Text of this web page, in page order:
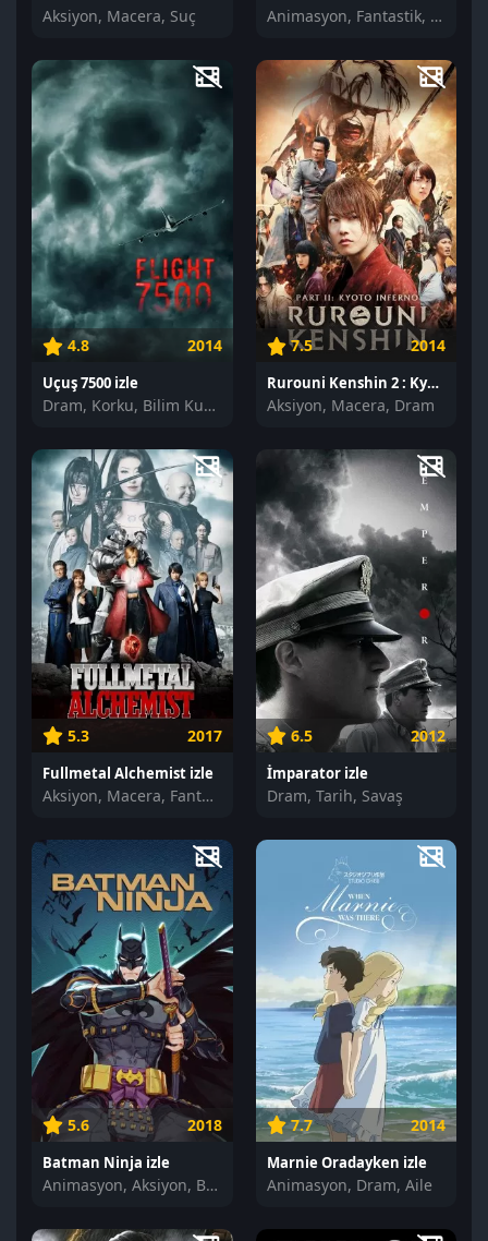
Aksiyon, Macera, Suç Animasyon, Fantastik, Bilim Kurgu
4.8 2014
Uçuş 7500 izle
Dram, Korku, Bilim Kurgu
7.5 2014
Rurouni Kenshin 2 : Kyoto Cehennemi izle
Aksiyon, Macera, Dram
5.3 2017
Fullmetal Alchemist izle
Aksiyon, Macera, Fantastik
6.5 2012
İmparator izle
Dram, Tarih, Savaş
5.6 2018
Batman Ninja izle
Animasyon, Aksiyon, Bilim Kurgu
7.7 2014
Marnie Oradayken izle
Animasyon, Dram, Aile